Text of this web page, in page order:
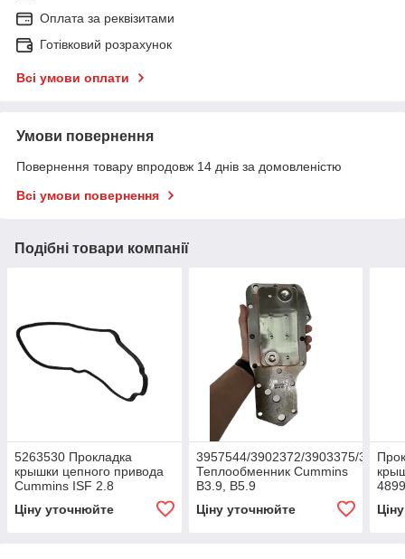
Оплата за реквізитами
Готівковий розрахунок
Всі умови оплати
Умови повернення
Повернення товару впродовж 14 днів за домовленістю
Всі умови повернення
Подібні товари компанії
5263530 Прокладка
крышки цепного привода
Cummins ISF 2.8
Ціну уточнюйте
3957544/3902372/3903375/
Теплообменник Cummins
B3.9, B5.9
Ціну уточнюйте